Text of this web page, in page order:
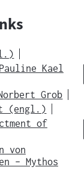
Kael
Grob
(engl.)
of
von
– Mythos